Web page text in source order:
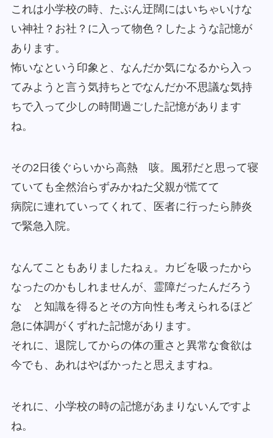
これは小学校の時、たぶん迂闊にはいちゃいけな
い神社？お社？に入って物色？したような記憶が
あります。
怖いなという印象と、なんだか気になるから入っ
てみようと言う気持ちとでなんだか不思議な気持
ちで入って少しの時間過ごした記憶があります
ね。
その2日後ぐらいから高熱 咳。風邪だと思って寝
ていても全然治らずみかねた父親が慌てて
病院に連れていってくれて、医者に行ったら肺炎
で緊急入院。
なんてこともありましたねぇ。カビを吸ったから
なったのかもしれませんが、霊障だったんだろう
な と知識を得るとその方向性も考えられるほど
急に体調がくずれた記憶があります。
それに、退院してからの体の重さと異常な食欲は
今でも、あれはやばかったと思えますね。
それに、小学校の時の記憶があまりないんですよ
ね。